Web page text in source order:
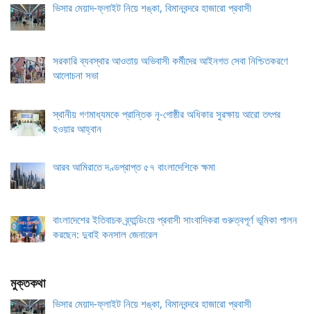
ভিসার মেয়াদ-ফ্লাইট নিয়ে শঙ্কা, বিমানবন্দরে হাজারো প্রবাসী
সরকারি ব্যবস্থার আওতায় অভিবাসী কর্মীদের আইনগত সেবা নিশ্চিতকরণে
আলোচনা সভা
স্থানীয় গণমাধ্যমকে প্রান্তিক নৃ-গোষ্ঠীর অধিকার সুরক্ষায় আরো তৎপর
হওয়ার আহ্বান
আরব আমিরাতে দণ্ডপ্রাপ্ত ৫৭ বাংলাদেশিকে ক্ষমা
বাংলাদেশের ইতিবাচক ব্র্যান্ডিংয়ে প্রবাসী সাংবাদিকরা গুরুত্বপূর্ণ ভূমিকা পালন
করছেন: দুবাই কনসাল জেনারেল
মুক্তকথা
ভিসার মেয়াদ-ফ্লাইট নিয়ে শঙ্কা, বিমানবন্দরে হাজারো প্রবাসী